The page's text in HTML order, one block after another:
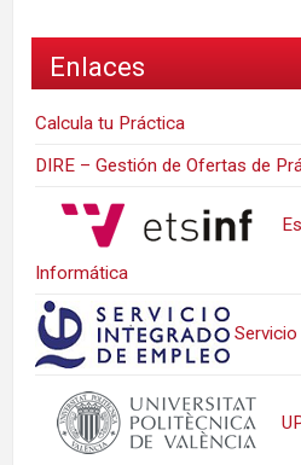
Enlaces
Calcula tu Práctica
DIRE – Gestión de Ofertas de
Informática